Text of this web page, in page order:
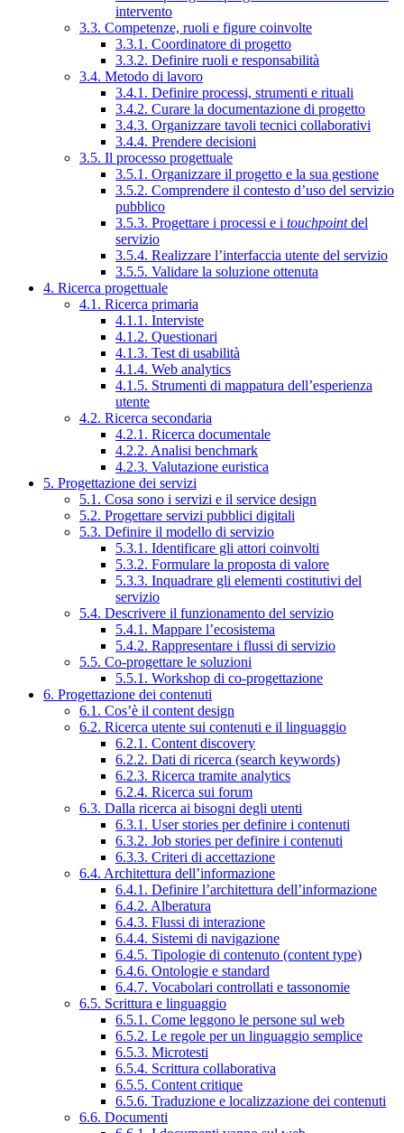
intervento
3.3. Competenze, ruoli e figure coinvolte
3.3.1. Coordinatore di progetto
3.3.2. Definire ruoli e responsabilità
3.4. Metodo di lavoro
3.4.1. Definire processi, strumenti e rituali
3.4.2. Curare la documentazione di progetto
3.4.3. Organizzare tavoli tecnici collaborativi
3.4.4. Prendere decisioni
3.5. Il processo progettuale
3.5.1. Organizzare il progetto e la sua gestione
3.5.2. Comprendere il contesto d’uso del servizio
pubblico
3.5.3. Progettare i processi e i touchpointdel
servizio
3.5.4. Realizzare l’interfaccia utente del servizio
3.5.5. Validare la soluzione ottenuta
4. Ricerca progettuale
4.1. Ricerca primaria
4.1.1. Interviste
4.1.2. Questionari
4.1.3. Test di usabilità
4.1.4. Web analytics
4.1.5. Strumenti di mappatura dell’esperienza
utente
4.2. Ricerca secondaria
4.2.1. Ricerca documentale
4.2.2. Analisi benchmark
4.2.3. Valutazione euristica
5. Progettazione dei servizi
5.1. Cosa sono i servizi e il service design
5.2. Progettare servizi pubblici digitali
5.3. Definire il modello di servizio
5.3.1. Identificare gli attori coinvolti
5.3.2. Formulare la proposta di valore
5.3.3. Inquadrare gli elementi costitutivi del
servizio
5.4. Descrivere il funzionamento del servizio
5.4.1. Mappare l’ecosistema
5.4.2. Rappresentare i flussi di servizio
5.5. Co-progettare le soluzioni
5.5.1. Workshop di co-progettazione
6. Progettazione dei contenuti
6.1. Cos’è il content design
6.2. Ricerca utente sui contenuti e il linguaggio
6.2.1. Content discovery
6.2.2. Dati di ricerca (search keywords)
6.2.3. Ricerca tramite analytics
6.2.4. Ricerca sui forum
6.3. Dalla ricerca ai bisogni degli utenti
6.3.1. User stories per definire i contenuti
6.3.2. Job stories per definire i contenuti
6.3.3. Criteri di accettazione
6.4. Architettura dell’informazione
6.4.1. Definire l’architettura dell’informazione
6.4.2. Alberatura
6.4.3. Flussi di interazione
6.4.4. Sistemi di navigazione
6.4.5. Tipologie di contenuto (content type)
6.4.6. Ontologie e standard
6.4.7. Vocabolari controllati e tassonomie
6.5. Scrittura e linguaggio
6.5.1. Come leggono le persone sul web
6.5.2. Le regole per un linguaggio semplice
6.5.3. Microtesti
6.5.4. Scrittura collaborativa
6.5.5. Content critique
6.5.6. Traduzione e localizzazione dei contenuti
6.6. Documenti